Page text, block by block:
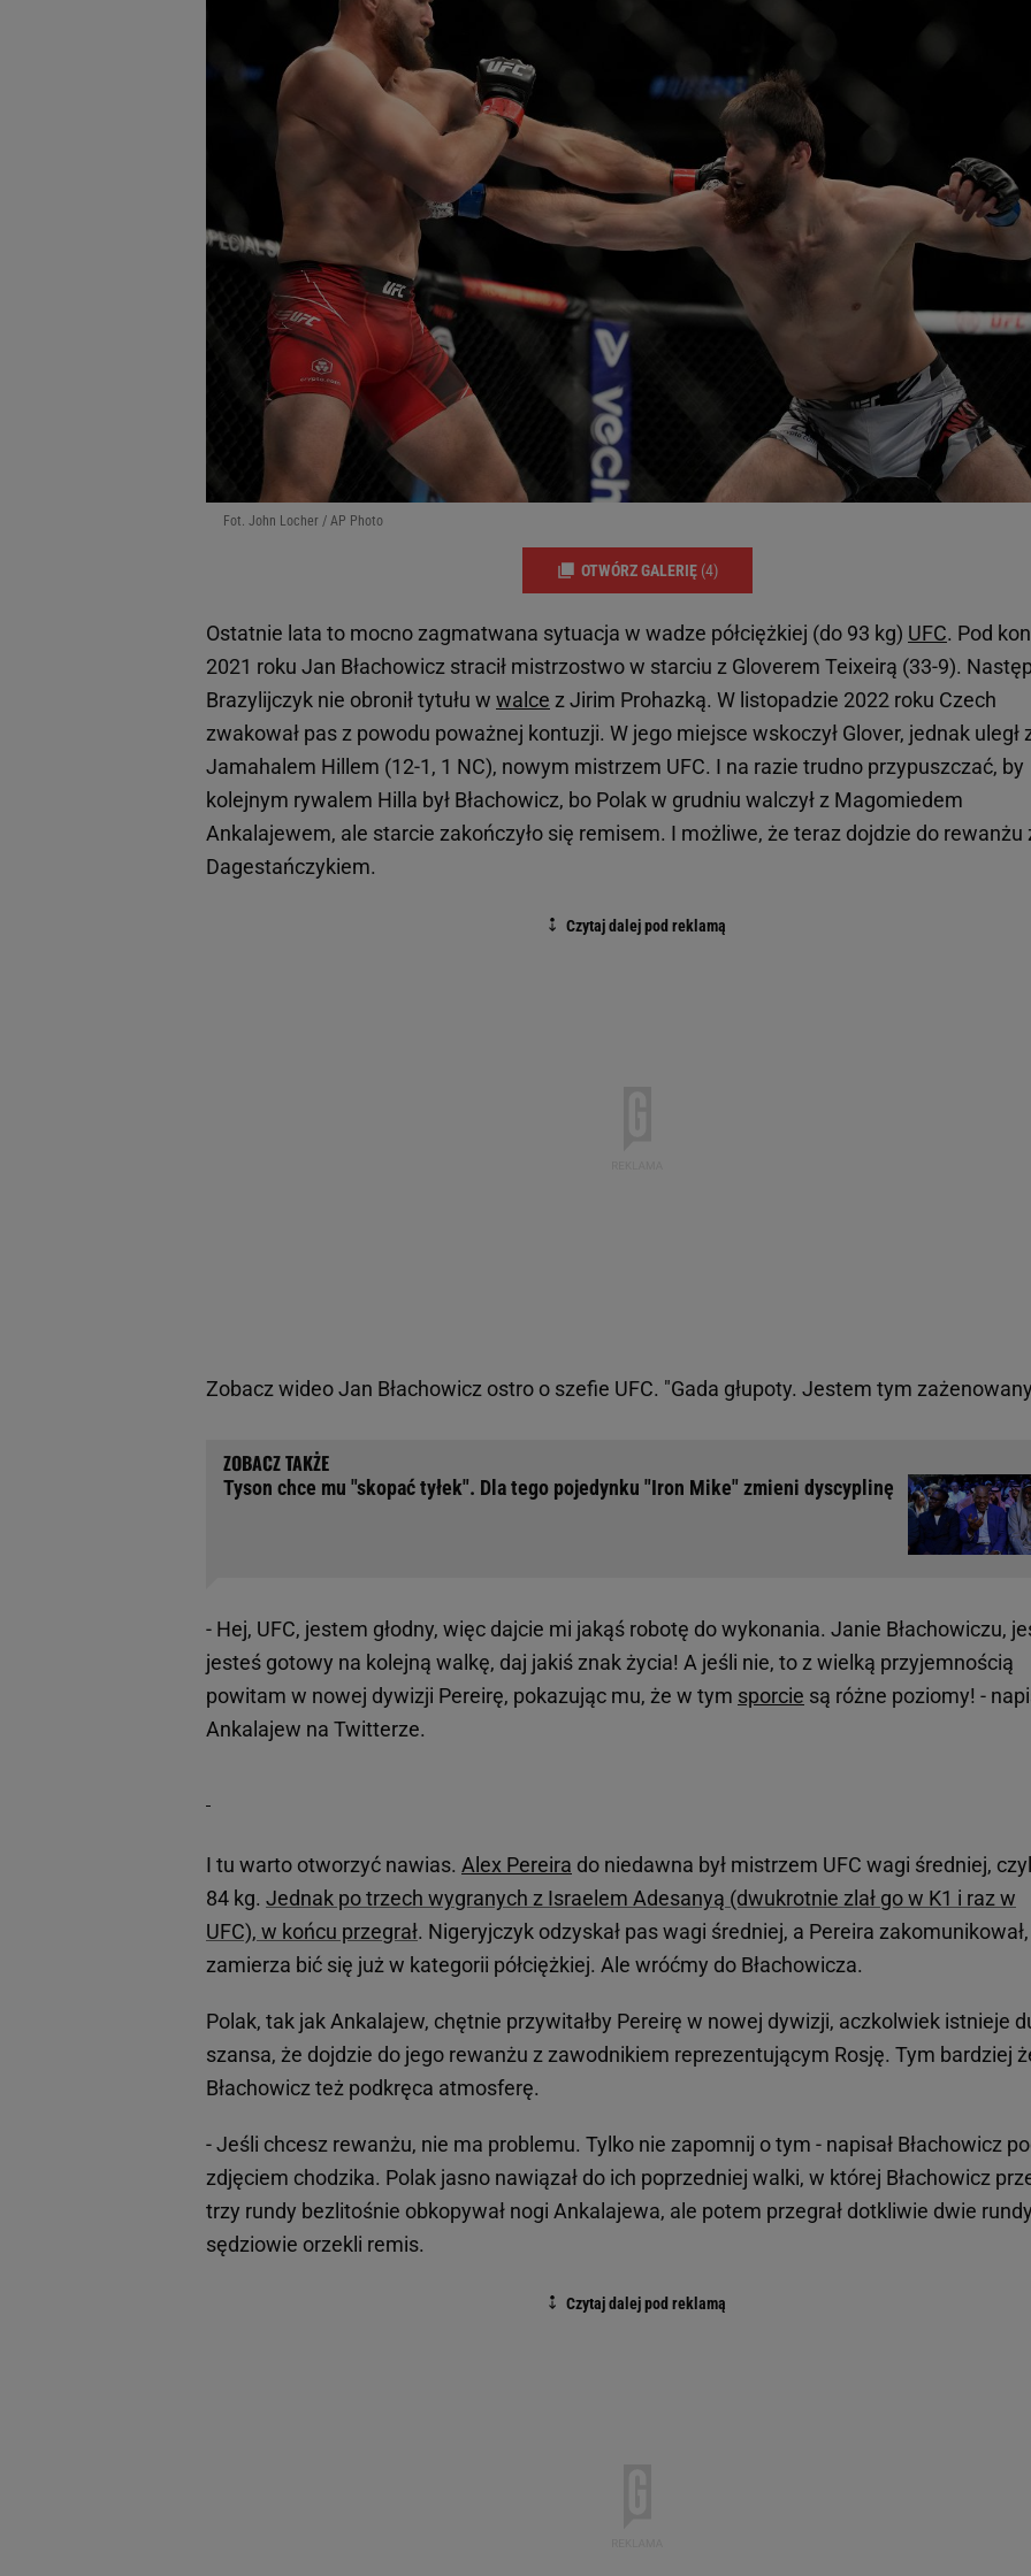
Fot. John Locher / AP Photo
OTWÓRZ GALERIĘ (4)
Ostatnie lata to mocno zagmatwana sytuacja w wadze półciężkiej (do 93 kg) UFC. Pod
2021 roku Jan Błachowicz stracił mistrzostwo w starciu z Gloverem Teixeirą (33-9).
Brazylijczyk nie obronił tytułu w walce z Jirim Prohazką. W listopadzie 2022 roku Czech
zwakował pas z powodu poważnej kontuzji. W jego miejsce wskoczył Glover, jednak uległ
Jamahalem Hillem (12-1, 1 NC), nowym mistrzem UFC. I na razie trudno przypuszczać, by
kolejnym rywalem Hilla był Błachowicz, bo Polak w grudniu walczył z Magomiedem
Ankalajewem, ale starcie zakończyło się remisem. I możliwe, że teraz dojdzie do rewanżu
Dagestańczykiem.
Zobacz wideoJan Błachowicz ostro o szefie UFC. "Gada głupoty. Jestem tym
Tyson chce mu "skopać tyłek". Dla tego pojedynku "Iron Mike" zmieni dyscyplinę
- Hej, UFC, jestem głodny, więc dajcie mi jakąś robotę do wykonania. Janie Błachowiczu,
jesteś gotowy na kolejną walkę, daj jakiś znak życia! A jeśli nie, to z wielką przyjemnością
powitam w nowej dywizji Pereirę, pokazując mu, że w tym sporcie są różne poziomy! -
Ankalajew na Twitterze.
I tu warto otworzyć nawias. Alex Pereira do niedawna był mistrzem UFC wagi średniej,
84 kg. Jednak po trzech wygranych z Israelem Adesanyą (dwukrotnie zlał go w K1 i raz w
UFC), w końcu przegrał. Nigeryjczyk odzyskał pas wagi średniej, a Pereira
zamierza bić się już w kategorii półciężkiej. Ale wróćmy do Błachowicza.
Polak, tak jak Ankalajew, chętnie przywitałby Pereirę w nowej dywizji, aczkolwiek istnieje
szansa, że dojdzie do jego rewanżu z zawodnikiem reprezentującym Rosję. Tym bardziej
Błachowicz też podkręca atmosferę.
- Jeśli chcesz rewanżu, nie ma problemu. Tylko nie zapomnij o tym - napisał Błachowicz
zdjęciem chodzika. Polak jasno nawiązał do ich poprzedniej walki, w której Błachowicz
trzy rundy bezlitośnie obkopywał nogi Ankalajewa, ale potem przegrał dotkliwie dwie
sędziowie orzekli remis.